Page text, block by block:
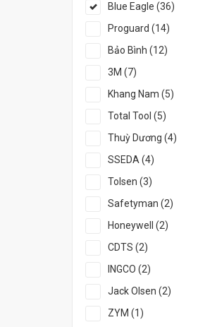
Blue Eagle (36)
Proguard (14)
Bảo Bình (12)
3M (7)
Khang Nam (5)
Total Tool (5)
Thuỳ Dương (4)
SSEDA (4)
Tolsen (3)
Safetyman (2)
Honeywell (2)
CDTS (2)
INGCO (2)
Jack Olsen (2)
ZYM (1)